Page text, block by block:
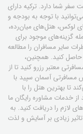
شما دارد. ترکیه دارای
با توجه به بودجه و
لوکس، هتل‌های میان‌رده،
گزینه‌های موجود برای
سایر مسافران را مطالعه
حاصل کنید. همچنین،
معتبر رزرو کنید تا از
مسافرتی آسمان سپید با
تا بهترین هتل را با
خدمات مشاوره رایگان ما
لازم را دریافت کنید. به
زیادی بر آسایش و لذت